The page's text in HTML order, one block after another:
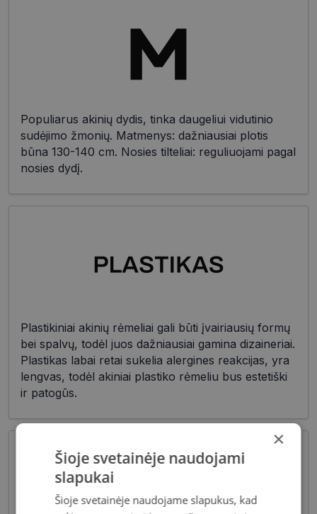
Populiarus akinių dydis, tinka daugeliui vidutinio
sudėjimo žmonių. Matmenys: dažniausiai plotis
būna 130-140 cm. Nosies tilteliai: reguliuojami pagal
nosies dydį.
Plastikiniai akinių rėmeliai gali būti įvairiausių formų
bei spalvų, todėl juos dažniausiai gamina dizaineriai.
Plastikas labai retai sukelia alergines reakcijas, yra
lengvas, todėl akiniai plastiko rėmeliu bus estetiški
ir patogūs.
×
Šioje svetainėje naudojami
slapukai
Šioje svetainėje naudojame slapukus, kad